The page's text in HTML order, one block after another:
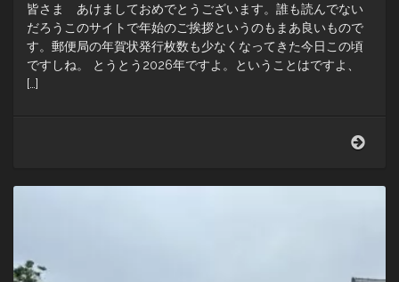
皆さま あけましておめでとうございます。誰も読んでない
だろうこのサイトで年始のご挨拶というのもまあ良いもので
す。郵便局の年賀状発行枚数も少なくなってきた今日この頃
ですしね。 とうとう2026年ですよ。ということはですよ、
[…]
し